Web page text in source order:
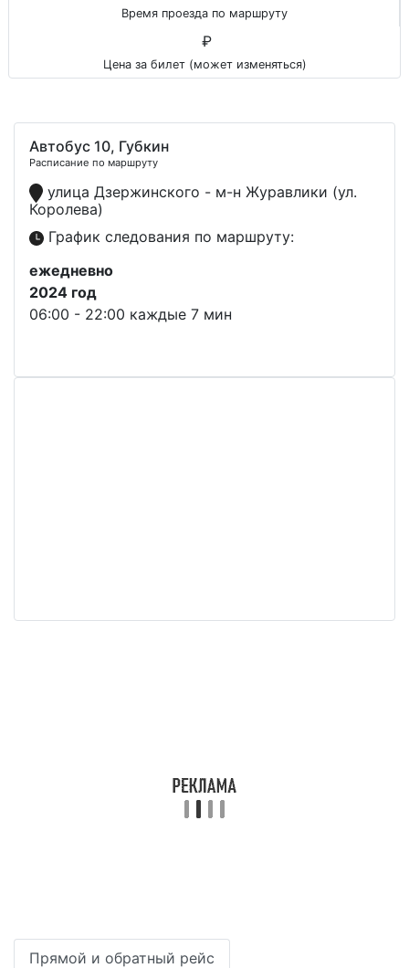
Время проезда по маршруту
₽
Цена за билет (может изменяться)
Автобус 10, Губкин
Расписание по маршруту
улица Дзержинского - м-н Журавлики (ул.
Королева)
График следования по маршруту:
ежедневно
2024 год
06:00 - 22:00 каждые 7 мин
Прямой и обратный рейс